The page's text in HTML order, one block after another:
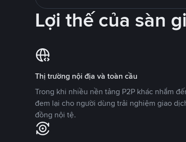
Lợi thế của sàn
Thị trường nội địa và toàn cầu
Trong khi nhiều nền tảng P2P khác nhắm
đem lại cho người dùng trải nghiệm giao
đồng nội tệ.